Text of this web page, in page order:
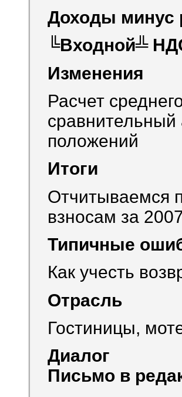
Доходы минус
╚Входной╩
Изменения
Расчет
сравнительный
положений
Итоги
Отчитываемся
взносам за
Типичные
Как учесть
Отрасль
Гостиницы,
Диалог
Письмо в